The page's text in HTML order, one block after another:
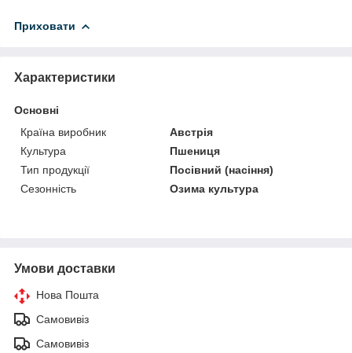
Приховати
Характеристики
Основні
Країна виробник
Австрія
Культура
Пшениця
Тип продукції
Посівний (насіння)
Сезонність
Озима культура
Умови доставки
Нова Пошта
Самовивіз
Самовивіз